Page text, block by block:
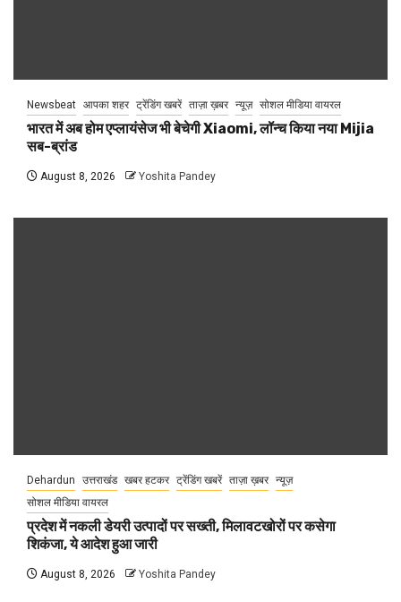
Newsbeat आपका शहर ट्रेंडिंग खबरें ताज़ा ख़बर न्यूज़ सोशल मीडिया वायरल
भारत में अब होम एप्लायंसेज भी बेचेगी Xiaomi, लॉन्च किया नया Mijia
सब-ब्रांड
August 8, 2026 Yoshita Pandey
Dehardun उत्तराखंड खबर हटकर ट्रेंडिंग खबरें ताज़ा ख़बर न्यूज़
सोशल मीडिया वायरल
प्रदेश में नकली डेयरी उत्पादों पर सख्ती, मिलावटखोरों पर कसेगा
शिकंजा, ये आदेश हुआ जारी
August 8, 2026 Yoshita Pandey